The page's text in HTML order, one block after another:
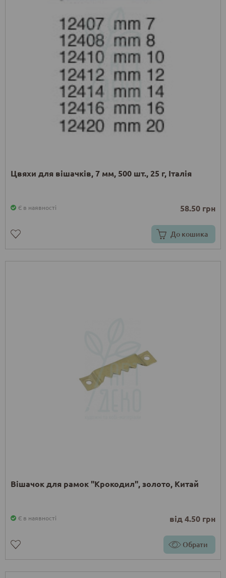
Цвяхи для вішачків, 7 мм, 500 шт., 25 г, Італія
Є в наявності 58.50 грн
До кошика
Вішачок для рамок "Крокодил", золото, Китай
Є в наявності від 4.50 грн
Обрати